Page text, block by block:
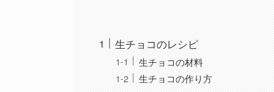
生チョコのレシピ
生チョコの材料
生チョコの作り方